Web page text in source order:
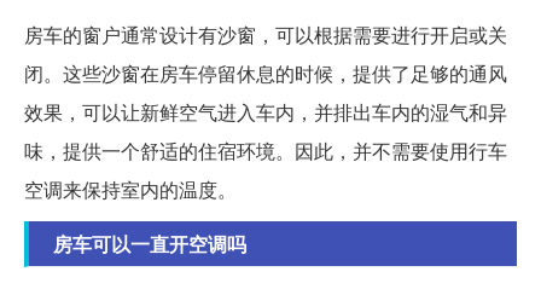
房车的窗户通常设计有沙窗，可以根据需要进行开启或关
闭。这些沙窗在房车停留休息的时候，提供了足够的通风
效果，可以让新鲜空气进入车内，并排出车内的湿气和异
味，提供一个舒适的住宿环境。因此，并不需要使用行车
空调来保持室内的温度。
房车可以一直开空调吗